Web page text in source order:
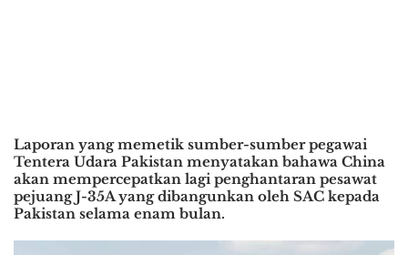
Laporan yang memetik sumber-sumber pegawai
Tentera Udara Pakistan menyatakan bahawa China
akan mempercepatkan lagi penghantaran pesawat
pejuang J-35A yang dibangunkan oleh SAC kepada
Pakistan selama enam bulan.